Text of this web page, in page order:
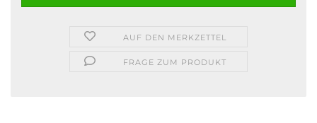
AUF DEN MERKZETTEL
FRAGE ZUM PRODUKT